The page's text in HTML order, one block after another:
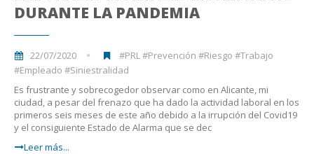
DURANTE LA PANDEMIA
22/07/2020
#PRL #Prevención #Riesgo #Trabajo
#Empleado #Siniestralidad
Es frustrante y sobrecogedor observar como en Alicante, mi
ciudad, a pesar del frenazo que ha dado la actividad laboral en los
primeros seis meses de este año debido a la irrupción del Covid19
y el consiguiente Estado de Alarma que se dec
Leer más...